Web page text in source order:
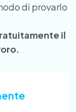
di provarlo
il